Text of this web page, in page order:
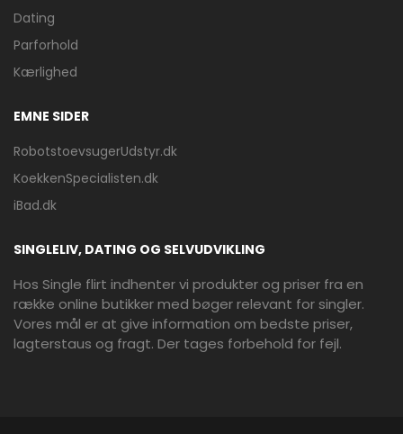
Dating
Parforhold
Kærlighed
EMNE SIDER
RobotstoevsugerUdstyr.dk
KoekkenSpecialisten.dk
iBad.dk
SINGLELIV, DATING OG SELVUDVIKLING
Hos Single flirt indhenter vi produkter og priser fra en
række online butikker med bøger relevant for singler.
Vores mål er at give information om bedste priser,
lagterstaus og fragt. Der tages forbehold for fejl.